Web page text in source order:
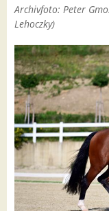
Archivfoto: Peter
Lehoczky)